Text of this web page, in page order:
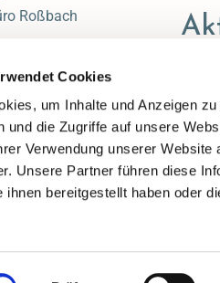
Cookies
um Inhalte und Anzeigen
und die Zugriffe auf unsere
Verwendung unserer
Unsere Partner führen diese
ihnen bereitgestellt haben oder
Roßbach